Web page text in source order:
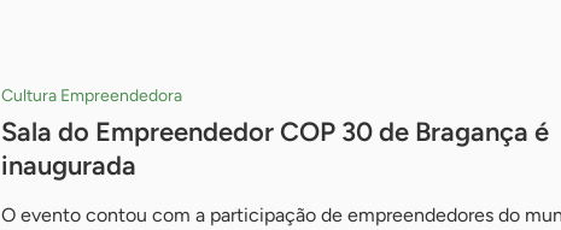
Cultura Empreendedora
Sala do Empreendedor COP 30 de Bragança é
inaugurada
O evento contou com a participação de empreendedores do